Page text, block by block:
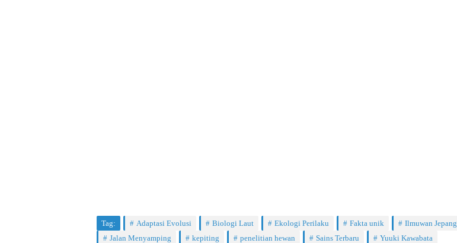
Tag: Adaptasi Evolusi Biologi Laut Ekologi Perilaku Fakta unik
Ilmuwan Jepang
Jalan Menyamping
kepiting penelitian hewan Sains Terbaru Yuuki Kawabata